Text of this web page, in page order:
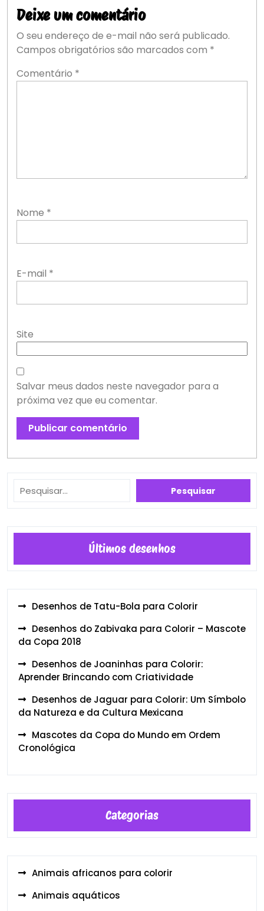
Deixe um comentário
O seu endereço de e-mail não será publicado.
Campos obrigatórios são marcados com *
Comentário *
Nome *
E-mail *
Site
Salvar meus dados neste navegador para a
próxima vez que eu comentar.
Pesquisar Pesquisar
Últimos desenhos
Desenhos de Tatu-Bola para Colorir
Desenhos do Zabivaka para Colorir – Mascote
da Copa 2018
Desenhos de Joaninhas para Colorir:
Aprender Brincando com Criatividade
Desenhos de Jaguar para Colorir: Um Símbolo
da Natureza e da Cultura Mexicana
Mascotes da Copa do Mundo em Ordem
Cronológica
Categorias
Animais africanos para colorir
Animais aquáticos